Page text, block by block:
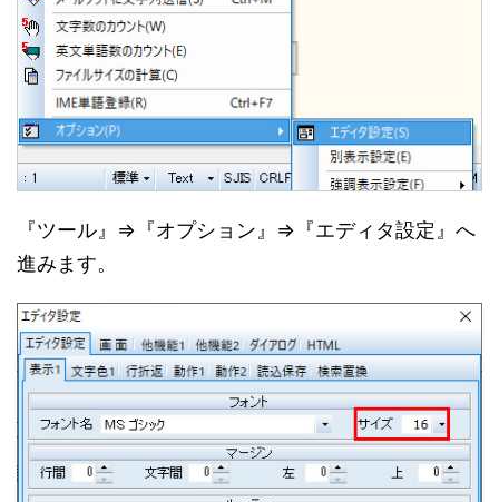
『ツール』⇒『オプション』⇒『エディタ設定』へ
進みます。